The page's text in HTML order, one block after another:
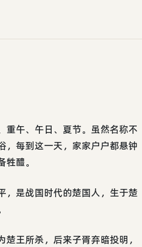
重午、午日、夏节。虽然名称不
，每到这一天，家家户户都悬钟
醴。
，是战国时代的楚国人，生于楚
王所杀，后来子胥弃暗投明，